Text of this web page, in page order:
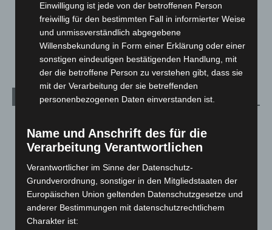
5. August 2026
Celle: Mensch stirbt bei Bagger-Unfall auf Baustelle
5. August 2026
Kategorien
Corona-News
Langenhagen und Ortsteile
3.252
Leserbriefe
Einwilligung ist jede von der betroffenen Person
freiwillig für den bestimmten Fall in informierter Weise
und unmissverständlich abgegebene
Willensbekundung in Form einer Erklärung oder einer
sonstigen eindeutigen bestätigenden Handlung, mit
der die betroffene Person zu verstehen gibt, dass sie
mit der Verarbeitung der sie betreffenden
personenbezogenen Daten einverstanden ist.
Name und Anschrift des für die
Verarbeitung Verantwortlichen
Verantwortlicher im Sinne der Datenschutz-
Grundverordnung, sonstiger in den Mitgliedstaaten der
Europäischen Union geltenden Datenschutzgesetze und
anderer Bestimmungen mit datenschutzrechtlichem
Charakter ist: